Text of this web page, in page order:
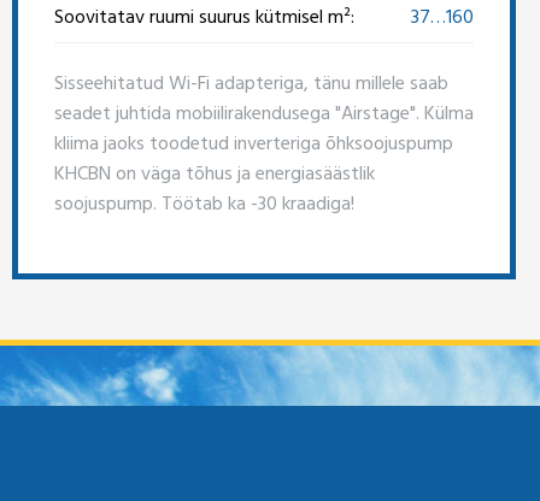
Soovitatav ruumi suurus kütmisel m²:
37…160
Sisseehitatud Wi-Fi adapteriga, tänu millele saab
seadet juhtida mobiilirakendusega "Airstage". Külma
kliima jaoks toodetud inverteriga õhksoojuspump
KHCBN on väga tõhus ja energiasäästlik
soojuspump. Töötab ka -30 kraadiga!